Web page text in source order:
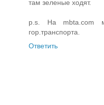
там зеленые ходят.
p.s. На mbta.com
гор.транспорта.
Ответить